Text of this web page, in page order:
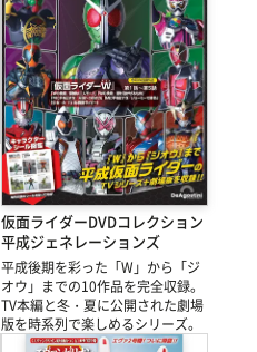
仮面ライダーDVDコレクション
平成ジェネレーションズ
平成後期を彩った「W」から「ジ
オウ」までの10作品を完全収録。
TV本編と冬・夏に公開された劇場
版を時系列で楽しめるシリーズ。